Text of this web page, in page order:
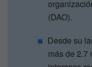
(DAO).
Desde su
más de 2.7